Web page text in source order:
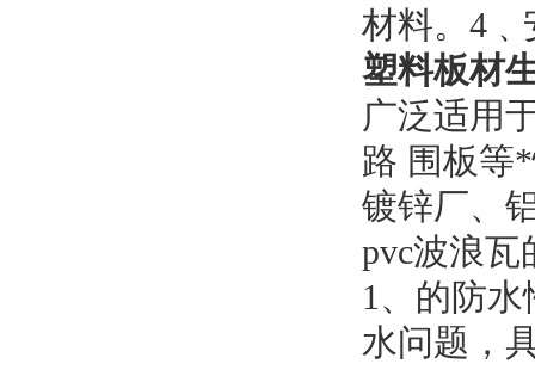
材料。
塑料板材
广泛适用
路 围板等
镀锌厂、
pvc波浪瓦
1、的防
水问题，